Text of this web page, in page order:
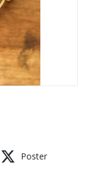
Poster